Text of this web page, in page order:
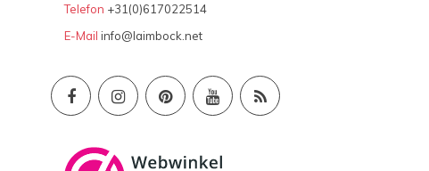
Telefon +31(0)617022514
E-Mail info@laimbock.net